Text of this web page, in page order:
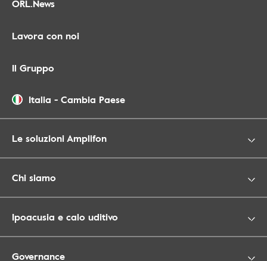
ORL.News
Lavora con noi
Il Gruppo
Italia - Cambia Paese
Le soluzioni Amplifon
Chi siamo
Ipoacusia e calo uditivo
Governance